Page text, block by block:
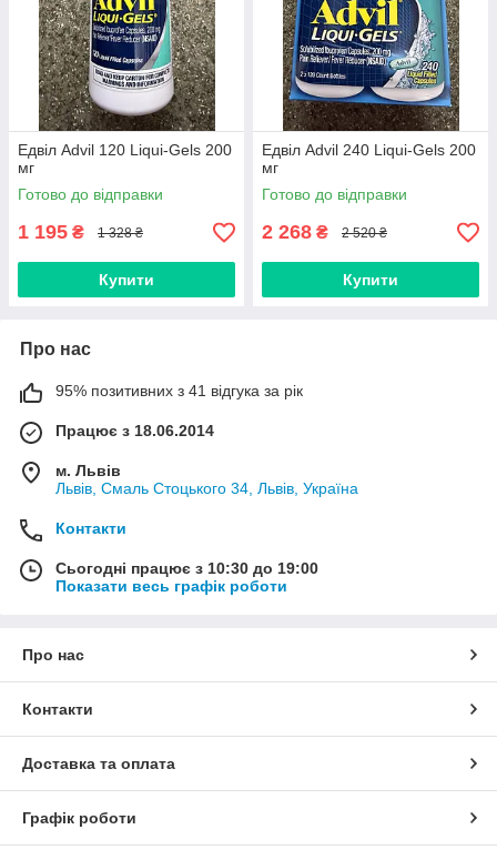
Едвіл Advil 120 Liqui-Gels 200
мг
Готово до відправки
1 195 ₴ 1 328 ₴
Купити
Едвіл Advil 240 Liqui-Gels 200
мг
Готово до відправки
2 268 ₴ 2 520 ₴
Купити
Про нас
95% позитивних з 41 відгука за рік
Працює з 18.06.2014
м. Львів
Львів, Смаль Стоцького 34, Львів, Україна
Контакти
Сьогодні працює з 10:30 до 19:00
Показати весь графік роботи
Про нас
Контакти
Доставка та оплата
Графік роботи